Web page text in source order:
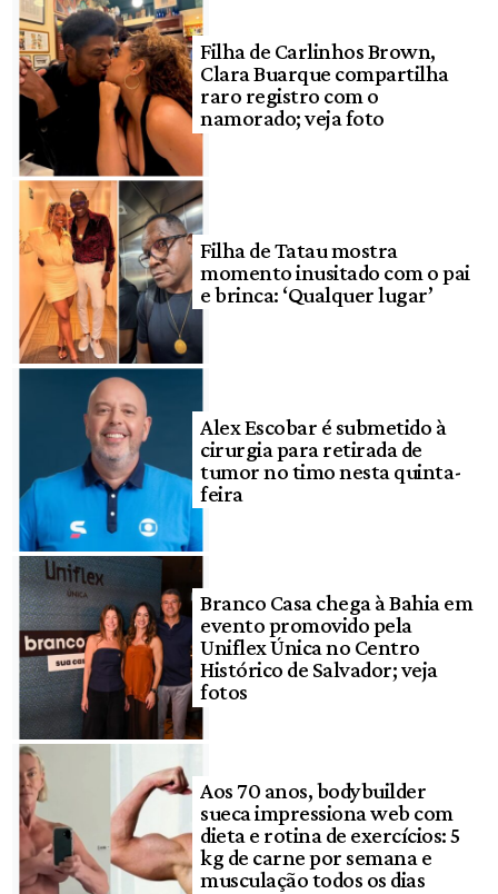
Filha de Carlinhos Brown,
Clara Buarque compartilha
raro registro com o
namorado; veja foto
Filha de Tatau mostra
momento inusitado com o pai
e brinca: ‘Qualquer lugar’
Alex Escobar é submetido à
cirurgia para retirada de
tumor no timo nesta quinta-
feira
Branco Casa chega à Bahia em
evento promovido pela
Uniflex Única no Centro
Histórico de Salvador; veja
fotos
Aos 70 anos, bodybuilder
sueca impressiona web com
dieta e rotina de exercícios: 5
kg de carne por semana e
musculação todos os dias